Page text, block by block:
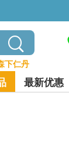
下仁丹
最新优惠